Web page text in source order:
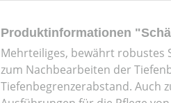
Produktinformationen
Mehrteiliges, bewährt robustes
zum Nachbearbeiten der
Tiefenbegrenzerabstand. Auch